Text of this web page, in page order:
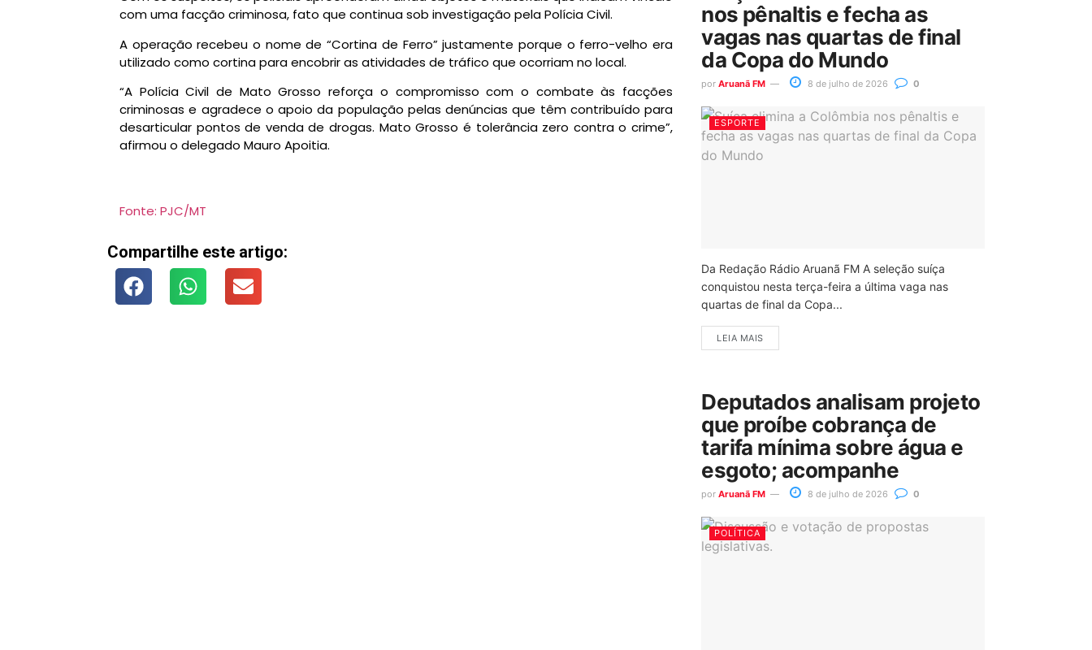
com uma facção criminosa, fato que continua sob investigação pela Polícia Civil.
A operação recebeu o nome de “Cortina de Ferro” justamente porque o ferro-velho era
utilizado como cortina para encobrir as atividades de tráfico que ocorriam no local.
“A Polícia Civil de Mato Grosso reforça o compromisso com o combate às facções
criminosas e agradece o apoio da população pelas denúncias que têm contribuído para
desarticular pontos de venda de drogas. Mato Grosso é tolerância zero contra o crime”,
afirmou o delegado Mauro Apoitia.
Fonte: PJC/MT
Compartilhe este artigo:
nos pênaltis e fecha as
vagas nas quartas de final
da Copa do Mundo
por Aruanã FM 8 de julho de 2026 0
ESPORTE
Da Redação Rádio Aruanã FM A seleção suíça
conquistou nesta terça-feira a última vaga nas
quartas de final da Copa...
LEIA MAIS
Deputados analisam projeto
que proíbe cobrança de
tarifa mínima sobre água e
esgoto; acompanhe
por Aruanã FM 8 de julho de 2026 0
POLÍTICA